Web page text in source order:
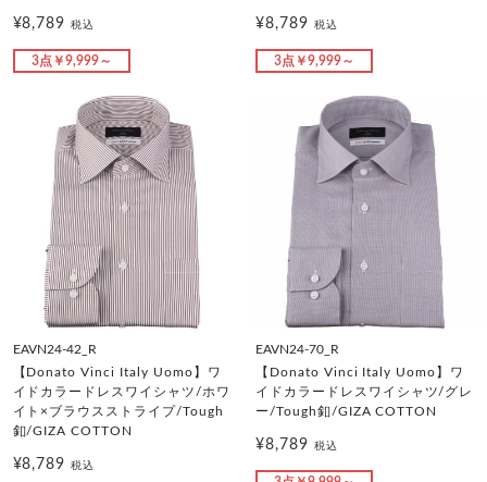
¥8,789税込
3点￥9,999～
¥8,789 税込
3点￥9,999～
EAVN24-42_R
【Donato Vinci Italy Uomo】ワ
イドカラードレスワイシャツ/ホワ
イト×ブラウスストライプ/Tough
釦/GIZA COTTON
¥8,789税込
EAVN24-70_R
【Donato Vinci Italy Uomo】ワ
イドカラードレスワイシャツ/グレ
ー/Tough釦/GIZA COTTON
¥8,789 税込